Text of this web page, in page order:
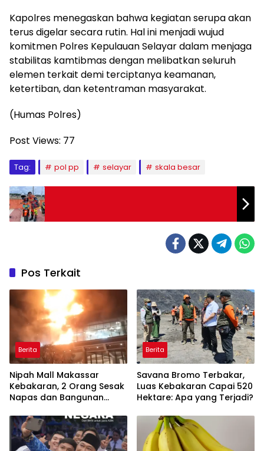
Kapolres menegaskan bahwa kegiatan serupa akan
terus digelar secara rutin. Hal ini menjadi wujud
komitmen Polres Kepulauan Selayar dalam menjaga
stabilitas kamtibmas dengan melibatkan seluruh
elemen terkait demi terciptanya keamanan,
ketertiban, dan ketentraman masyarakat.
(Humas Polres)
Post Views: 77
Tag: pol pp selayar skala besar
Pos Terkait
Berita
Nipah Mall Makassar
Kebakaran, 2 Orang Sesak
Napas dan Bangunan
Berita
Savana Bromo Terbakar,
Luas Kebakaran Capai 520
Hektare: Apa yang Terjadi?